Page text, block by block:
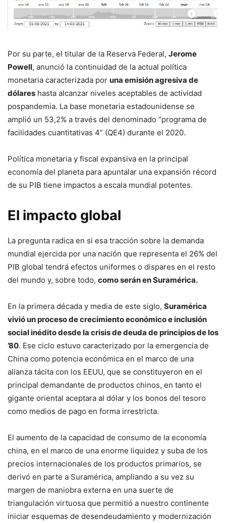
Por su parte, el titular de la Reserva Federal, Jerome
Powell, anunció la continuidad de la actual política
monetaria caracterizada por una emisión agresiva de
dólares hasta alcanzar niveles aceptables de actividad
pospandemia. La base monetaria estadounidense se
amplió un 53,2% a través del denominado “programa de
facilidades cuantitativas 4” (QE4) durante el 2020.
Política monetaria y fiscal expansiva en la principal
economía del planeta para apuntalar una expansión récord
de su PIB tiene impactos a escala mundial potentes.
El impacto global
La pregunta radica en si esa tracción sobre la demanda
mundial ejercida por una nación que representa el 26% del
PIB global tendrá efectos uniformes o dispares en el resto
del mundo y, sobre todo, como serán en Suramérica.
En la primera década y media de este siglo, Suramérica
vivió un proceso de crecimiento económico e inclusión
social inédito desde la crisis de deuda de principios de los
’80. Ese ciclo estuvo caracterizado por la emergencia de
China como potencia económica en el marco de una
alianza tácita con los EEUU, que se constituyeron en el
principal demandante de productos chinos, en tanto el
gigante oriental aceptara al dólar y los bonos del tesoro
como medios de pago en forma irrestricta.
El aumento de la capacidad de consumo de la economía
china, en el marco de una enorme liquidez y suba de los
precios internacionales de los productos primarios, se
derivó en parte a Suramérica, ampliando a su vez su
margen de maniobra externa en una suerte de
triangulación virtuosa que permitió a nuestro continente
iniciar esquemas de desendeudamiento y modernización